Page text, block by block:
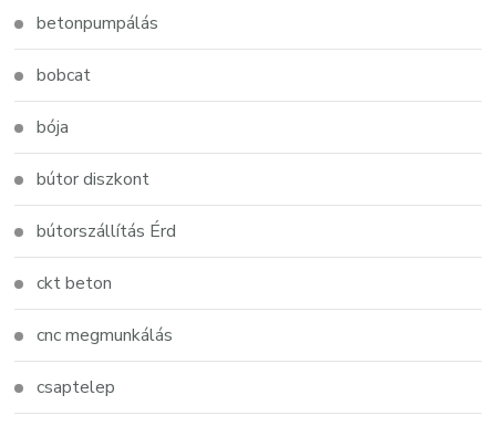
betonpumpálás
bobcat
bója
bútor diszkont
bútorszállítás Érd
ckt beton
cnc megmunkálás
csaptelep